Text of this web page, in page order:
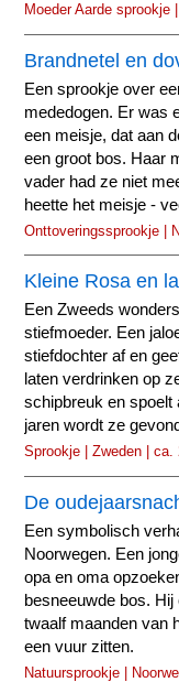
Moeder Aarde sprookje
Brandnetel en
Een sprookje over
mededogen. Er was
een meisje, dat aan
een groot bos. Haar
vader had ze niet
heette het meisje -
Onttoveringssprookje |
Kleine Rosa en
Een Zweeds
stiefmoeder. Een
stiefdochter af en
laten verdrinken op
schipbreuk en spoelt
jaren wordt ze
Sprookje | Zweden | ca.
De
Een symbolisch
Noorwegen. Een
opa en oma
besneeuwde bos.
twaalf maanden van
een vuur zitten.
Natuursprookje |